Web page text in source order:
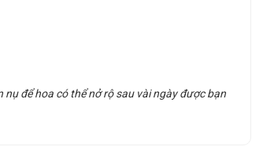
để hoa có thể nở rộ sau vài ngày được bạn